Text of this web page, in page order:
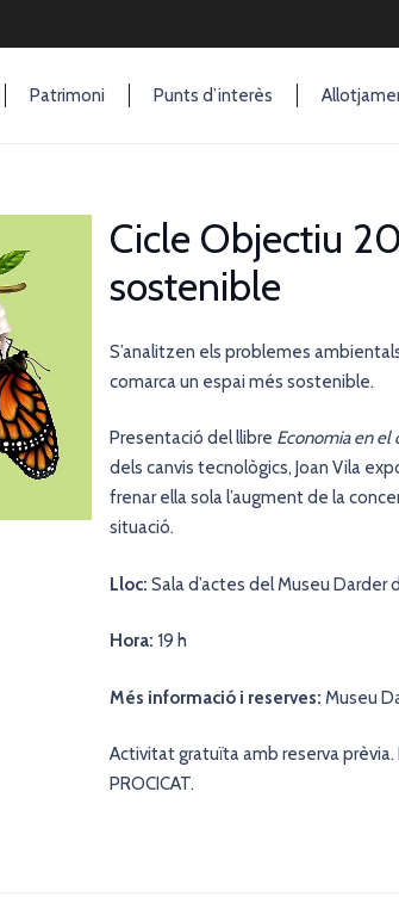
Patrimoni Punts d’interès
Cicle Objectiu
sostenible
S’analitzen els problemes
comarca un espai més sostenible.
Presentació del llibre Economia en el
dels canvis tecnològics, Joan Vila
frenar ella sola l’augment de la
situació.
Lloc: Sala d’actes del Museu
Hora: 19 h
Més informació i reserves: Museu
Activitat gratuïta amb reserva
PROCICAT.